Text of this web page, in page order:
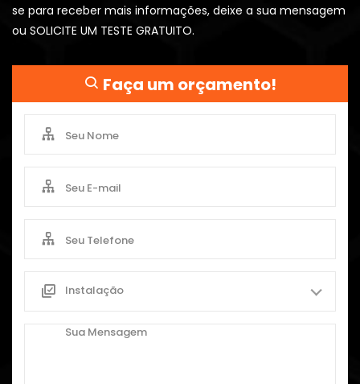
se para receber mais informações, deixe a sua mensagem
ou SOLICITE UM TESTE GRATUITO.
Faça um orçamento!
Instalação